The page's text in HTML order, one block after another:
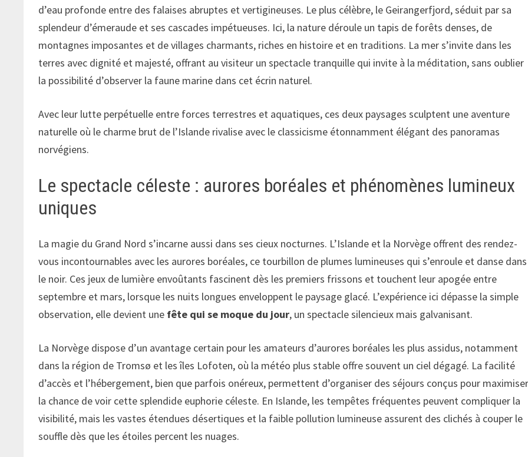
d’eau profonde entre des falaises abruptes et vertigineuses. Le plus célèbre, le Geirangerfjord, séduit par sa
splendeur d’émeraude et ses cascades impétueuses. Ici, la nature déroule un tapis de forêts denses, de
montagnes imposantes et de villages charmants, riches en histoire et en traditions. La mer s’invite dans les
terres avec dignité et majesté, offrant au visiteur un spectacle tranquille qui invite à la méditation, sans oublier
la possibilité d’observer la faune marine dans cet écrin naturel.
Avec leur lutte perpétuelle entre forces terrestres et aquatiques, ces deux paysages sculptent une aventure
naturelle où le charme brut de l’Islande rivalise avec le classicisme étonnamment élégant des panoramas
norvégiens.
Le spectacle céleste : aurores boréales et phénomènes lumineux
uniques
La magie du Grand Nord s’incarne aussi dans ses cieux nocturnes. L’Islande et la Norvège offrent des rendez-
vous incontournables avec les aurores boréales, ce tourbillon de plumes lumineuses qui s’enroule et danse dans
le noir. Ces jeux de lumière envoûtants fascinent dès les premiers frissons et touchent leur apogée entre
septembre et mars, lorsque les nuits longues enveloppent le paysage glacé. L’expérience ici dépasse la simple
observation, elle devient une fête qui se moque du jour, un spectacle silencieux mais galvanisant.
La Norvège dispose d’un avantage certain pour les amateurs d’aurores boréales les plus assidus, notamment
dans la région de Tromsø et les îles Lofoten, où la météo plus stable offre souvent un ciel dégagé. La facilité
d’accès et l’hébergement, bien que parfois onéreux, permettent d’organiser des séjours conçus pour
la chance de voir cette splendide euphorie céleste. En Islande, les tempêtes fréquentes peuvent compliquer la
visibilité, mais les vastes étendues désertiques et la faible pollution lumineuse assurent des clichés à couper le
souffle dès que les étoiles percent les nuages.